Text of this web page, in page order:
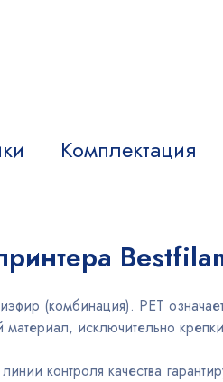
Комплектация
(комбинация). PET
исключительно
контроля качества